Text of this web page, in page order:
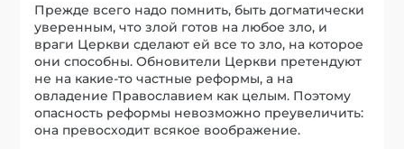
Прежде всего надо помнить, быть догматически
уверенным, что злой готов на любое зло, и
враги Церкви сделают ей все то зло, на которое
они способны. Обновители Церкви претендуют
не на какие-то частные реформы, а на
овладение Православием как целым. Поэтому
опасность реформы невозможно преувеличить:
она превосходит всякое воображение.